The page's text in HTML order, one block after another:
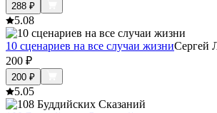
288 ₽
5.08
10 сценариев на все случаи жизниСергей
200 ₽
200 ₽
5.05